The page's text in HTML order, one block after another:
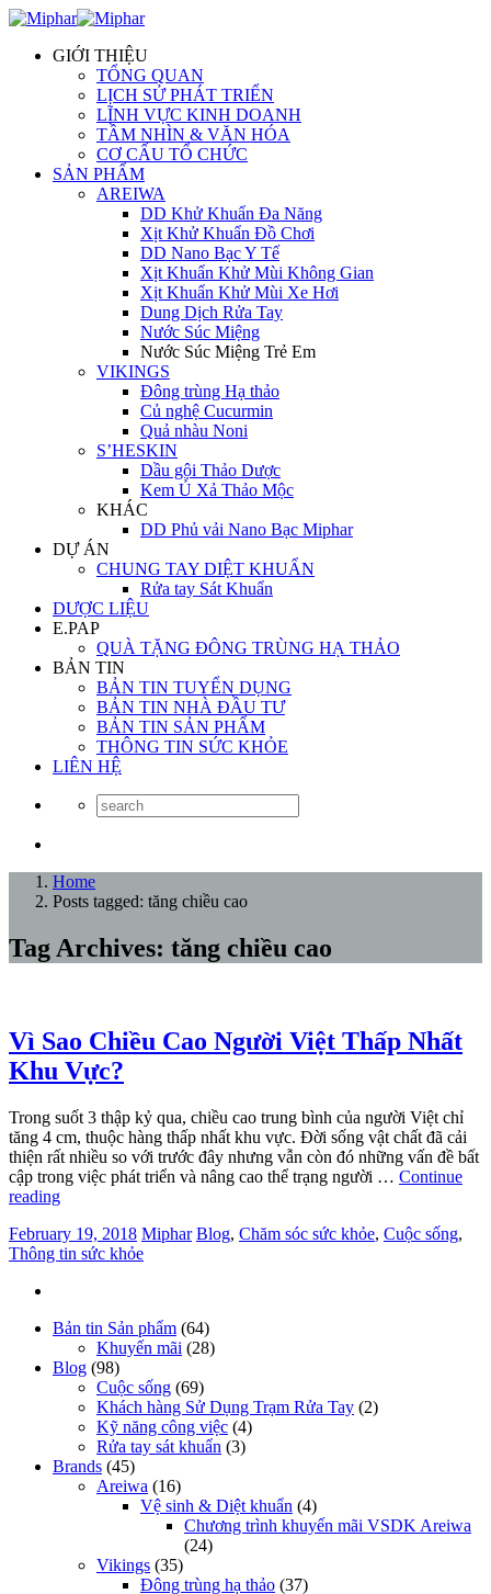
GIỚI THIỆU
TỔNG QUAN
LỊCH SỬ PHÁT TRIỂN
LĨNH VỰC KINH DOANH
TẦM NHÌN & VĂN HÓA
CƠ CẤU TỔ CHỨC
SẢN PHẨM
AREIWA
DD Khử Khuẩn Đa Năng
Xịt Khử Khuẩn Đồ Chơi
DD Nano Bạc Y Tế
Xịt Khuẩn Khử Mùi Không Gian
Xịt Khuẩn Khử Mùi Xe Hơi
Dung Dịch Rửa Tay
Nước Súc Miệng
Nước Súc Miệng Trẻ Em
VIKINGS
Đông trùng Hạ thảo
Củ nghệ Cucurmin
Quả nhàu Noni
S’HESKIN
Dầu gội Thảo Dược
Kem Ủ Xả Thảo Mộc
KHÁC
DD Phủ vải Nano Bạc Miphar
DỰ ÁN
CHUNG TAY DIỆT KHUẨN
Rửa tay Sát Khuẩn
DƯỢC LIỆU
E.PAP
QUÀ TẶNG ĐÔNG TRÙNG HẠ THẢO
BẢN TIN
BẢN TIN TUYỂN DỤNG
BẢN TIN NHÀ ĐẦU TƯ
BẢN TIN SẢN PHẨM
THÔNG TIN SỨC KHỎE
LIÊN HỆ
Home
Posts tagged: tăng chiều cao
Tag Archives: tăng chiều cao
Vì Sao Chiều Cao Người Việt Thấp Nhất
Khu Vực?
Trong suốt 3 thập kỷ qua, chiều cao trung bình của người Việt chỉ
tăng 4 cm, thuộc hàng thấp nhất khu vực. Đời sống vật chất đã cải
thiện rất nhiều so với trước đây nhưng vẫn còn đó những vấn đề bất
cập trong việc phát triển và nâng cao thể trạng người … Continue
reading
February 19, 2018 Miphar Blog, Chăm sóc sức khỏe, Cuộc sống,
Thông tin sức khỏe
Bản tin Sản phẩm (64)
Khuyến mãi (28)
Blog (98)
Cuộc sống (69)
Khách hàng Sử Dụng Trạm Rửa Tay (2)
Kỹ năng công việc (4)
Rửa tay sát khuẩn (3)
Brands (45)
Areiwa (16)
Vệ sinh & Diệt khuẩn (4)
Chương trình khuyến mãi VSDK Areiwa
(24)
Vikings (35)
Đông trùng hạ thảo (37)